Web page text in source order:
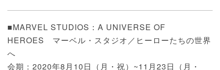
■MARVEL STUDIOS：A UNIVERSE OF
HEROES マーベル・スタジオ／ヒーローたちの世界
へ
会期：2020年8月10日（月・祝）~11月23日（月・